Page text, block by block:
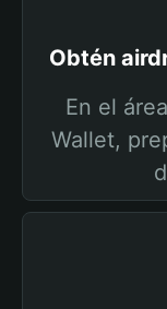
Obtén
En el
Wallet,